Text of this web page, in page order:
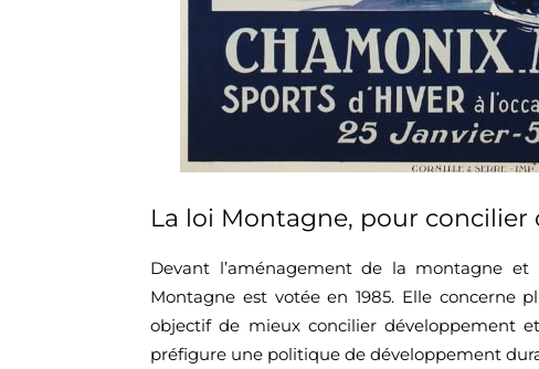
La loi Montagne, pour
Devant l’aménagement de la montagne
Montagne est votée en 1985. Elle concerne
objectif de mieux concilier développement
préfigure une politique de développement